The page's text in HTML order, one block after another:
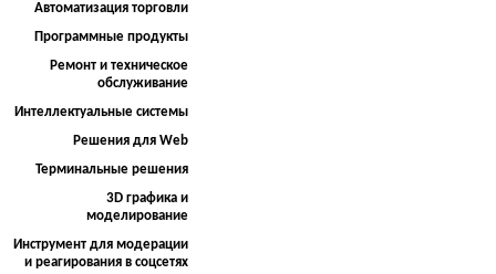
Автоматизация торговли
Программные продукты
Ремонт и техническое
обслуживание
Интеллектуальные системы
Решения для Web
Терминальные решения
3D графика и
моделирование
Инструмент для модерации
и реагирования в соцсетях